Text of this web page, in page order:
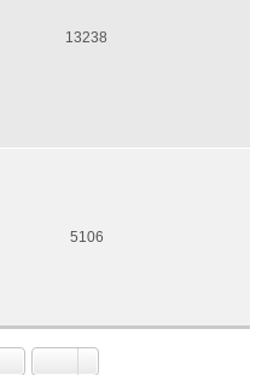
13238
5106